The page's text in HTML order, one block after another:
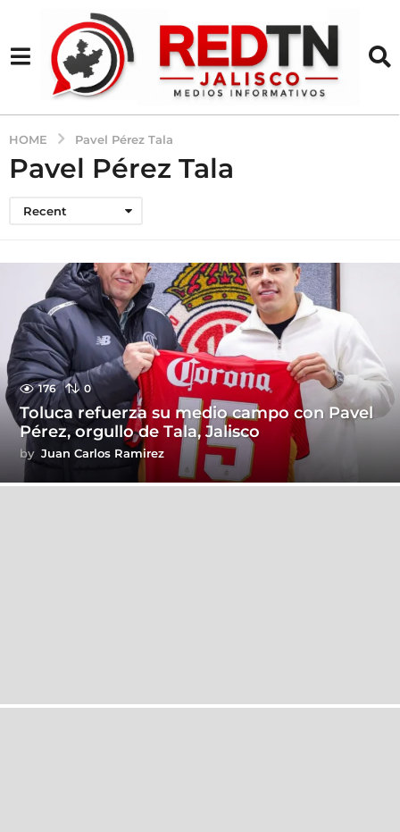
HOME Pavel Pérez Tala
Pavel Pérez Tala
Recent
176 0
Toluca refuerza su medio campo con Pavel
Pérez, orgullo de Tala, Jalisco
by Juan Carlos Ramirez